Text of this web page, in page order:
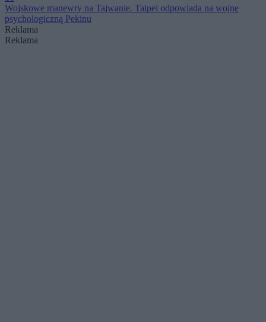
Wojskowe manewry na Tajwanie. Taipei odpowiada na wojnę
psychologiczną Pekinu
Reklama
Reklama